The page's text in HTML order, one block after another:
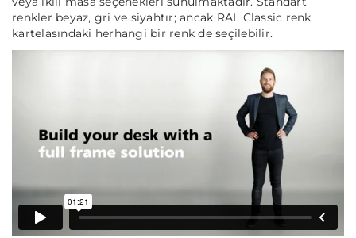
renkler beyaz, gri ve siyahtır; ancak RAL Classic renk
kartelasındaki herhangi bir renk de seçilebilir.